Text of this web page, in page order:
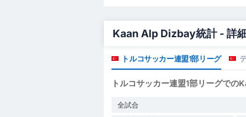
Kaan Alp Dizbay統計 - 詳
トルコサッカー連盟1部リーグ
トルコサッカー連盟1部リーグでの
全試合